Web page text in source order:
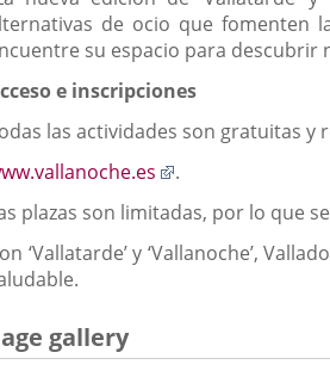
de ocio que fomenten
su espacio para descubrir
e inscripciones
las actividades son gratuitas y
Enlace
una
aplicación
.
plazas son limitadas, por lo que
‘Vallatarde’ y ‘Vallanoche’,
gallery